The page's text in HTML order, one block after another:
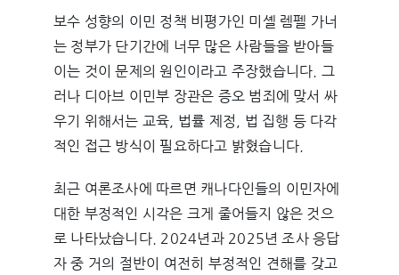
보수 성향의 이민 정책 비평가인 미셸 렘펠 가너
는 정부가 단기간에 너무 많은 사람들을 받아들
이는 것이 문제의 원인이라고 주장했습니다. 그
러나 디아브 이민부 장관은 증오 범죄에 맞서 싸
우기 위해서는 교육, 법률 제정, 법 집행 등 다각
적인 접근 방식이 필요하다고 밝혔습니다.
최근 여론조사에 따르면 캐나다인들의 이민자에
대한 부정적인 시각은 크게 줄어들지 않은 것으
로 나타났습니다. 2024년과 2025년 조사 응답
자 중 거의 절반이 여전히 부정적인 견해를 갖고